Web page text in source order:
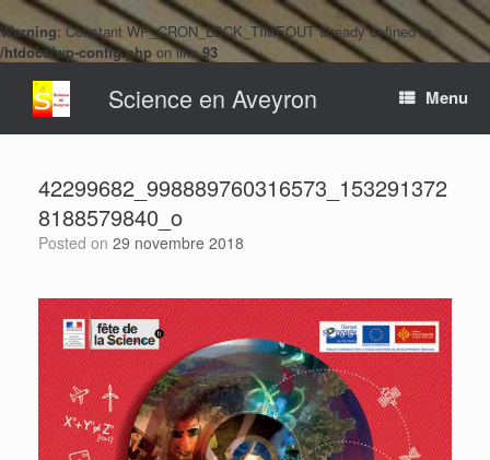
Warning: Constant WP_CRON_LOCK_TIMEOUT already defined in
/htdocs/wp-config.php on line93
content
Science en Aveyron Menu
42299682_998889760316573_153291372
8188579840_o
Posted on 29 novembre 2018